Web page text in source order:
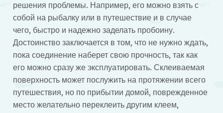
решения проблемы. Например, его можно взять с
собой на рыбалку или в путешествие и в случае
чего, быстро и надежно заделать пробоину.
Достоинство заключается в том, что не нужно ждать,
пока соединение наберет свою прочность, так как
его можно сразу же эксплуатировать. Склеиваемая
поверхность может послужить на протяжении всего
путешествия, но по прибытии домой, поврежденное
место желательно переклеить другим клеем,